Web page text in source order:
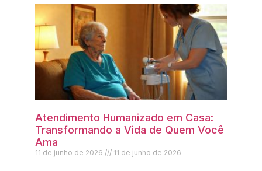
Atendimento Humanizado em Casa:
Transformando a Vida de Quem Você
Ama
11 de junho de 2026 11 de junho de 2026